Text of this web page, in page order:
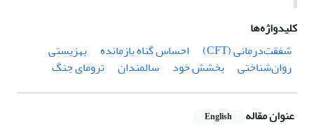
کلیدواژه‌ها
شفقت‌درمانی (CFT)
احساس گناه بازمانده
بهزیستی
روان‌شناختی
بخشش خود سالمندان ترومای جنگ
عنوان مقاله English